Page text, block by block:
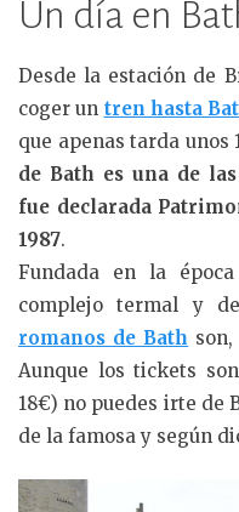
Un día en
Desde la estación de
coger un tren hasta
que apenas tarda unos
de Bath es una de
fue declarada
1987.
Fundada en la
complejo termal y
romanos de Bath
Aunque los tickets
18€) no puedes irte de
de la famosa y según